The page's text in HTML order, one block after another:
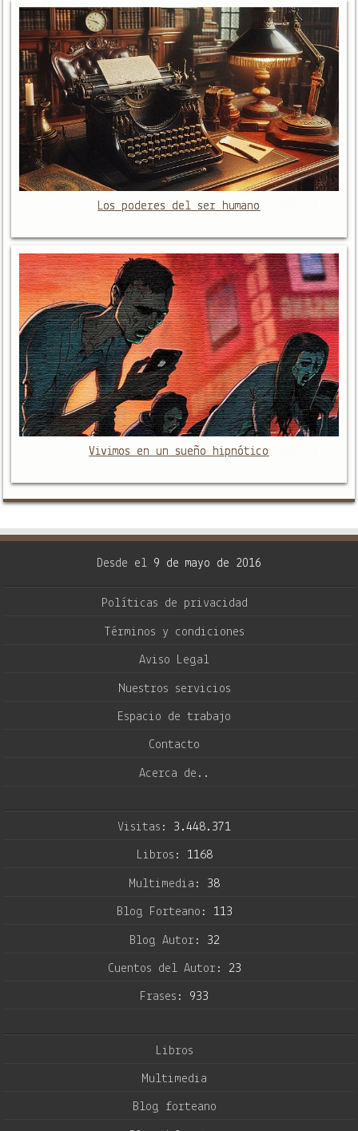
Los poderes del ser humano
Vivimos en un sueño hipnótico
Desde el 9 de mayo de 2016
Políticas de privacidad
Términos y condiciones
Aviso Legal
Nuestros servicios
Espacio de trabajo
Contacto
Acerca de..
Visitas: 3.448.371
Libros: 1168
Multimedia: 38
Blog Forteano: 113
Blog Autor: 32
Cuentos del Autor: 23
Frases: 933
Libros
Multimedia
Blog forteano